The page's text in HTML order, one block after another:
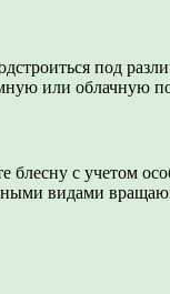
под
или облачную
блесну с учетом
видами